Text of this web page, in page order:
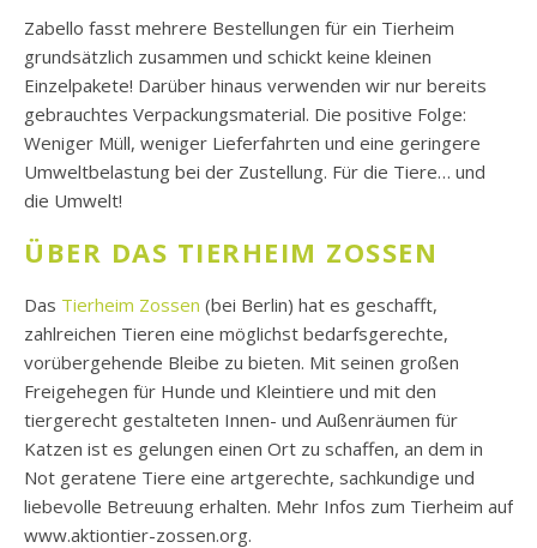
Zabello fasst mehrere Bestellungen für ein Tierheim
grundsätzlich zusammen und schickt keine kleinen
Einzelpakete! Darüber hinaus verwenden wir nur bereits
gebrauchtes Verpackungsmaterial. Die positive Folge:
Weniger Müll, weniger Lieferfahrten und eine geringere
Umweltbelastung bei der Zustellung. Für die Tiere… und
die Umwelt!
ÜBER DAS TIERHEIM ZOSSEN
Das Tierheim Zossen (bei Berlin) hat es geschafft,
zahlreichen Tieren eine möglichst bedarfsgerechte,
vorübergehende Bleibe zu bieten. Mit seinen großen
Freigehegen für Hunde und Kleintiere und mit den
tiergerecht gestalteten Innen- und Außenräumen für
Katzen ist es gelungen einen Ort zu schaffen, an dem in
Not geratene Tiere eine artgerechte, sachkundige und
liebevolle Betreuung erhalten. Mehr Infos zum Tierheim auf
www.aktiontier-zossen.org.